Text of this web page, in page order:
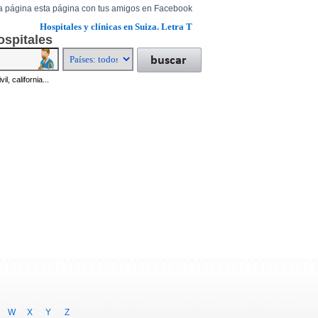
Hospitales y clínicas en Suiza. Letra T
california...
W X Y Z
página esta página con tus amigos en Facebook